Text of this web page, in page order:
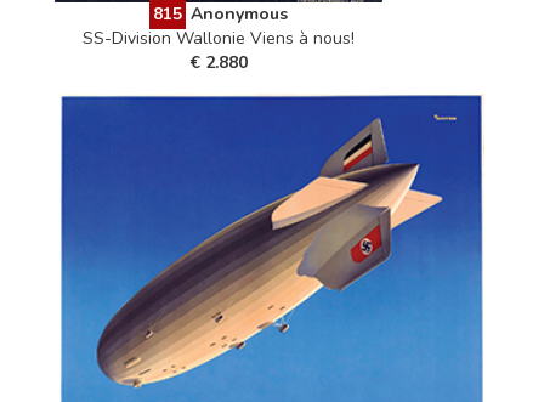
815 Anonymous
SS-Division Wallonie Viens à nous!
€ 2.880